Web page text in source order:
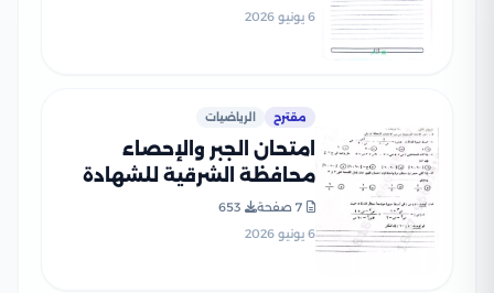
6 يونيو 2026
مقترح الرياضيات
امتحان الجبر والإحصاء
محافظة الشرقية للشهادة
الإعدادية ترم ثاني 2026 PDF
7 صفحة
653
6 يونيو 2026